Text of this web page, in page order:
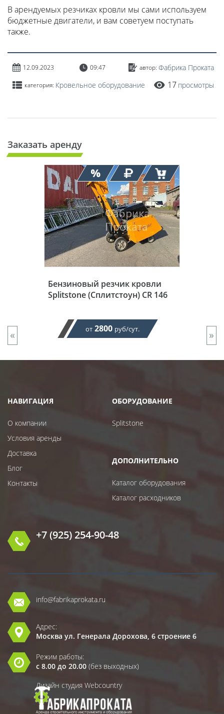
В арендуемых резчиках кровли мы сами используем
бюджетные двигатели, и вам советуем поступать
также.
12.09.2023 09:47 автор: Фабрика Проката
категория: Кровельное оборудование 17 просмотры
Заказать аренду
Бензиновый резчик кровли
Splitstone (Сплитстоун) CR 146
от 2800 руб/сут.
« »
НАВИГАЦИЯ
О компании
Условия аренды
Доставка
Блог
Контакты
ОБОРУДОВАНИЕ
Splitstone
ДОПОЛНИТЕЛЬНО
Каталог оборудования
Каталог расходников
+7 (925) 254-90-48
info@fabrikaprokata.ru
Адрес:
Москва ул. Генерала Дорохова, 6 строение 6
Режим работы:
с 8.00 до 20.00 (без выходных)
Дизайн студия Webcountry